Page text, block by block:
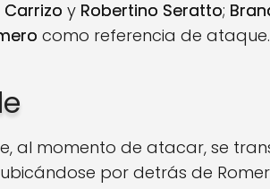
y Robertino Seratto;
como referencia de ataque.
al momento de atacar, se
por detrás de